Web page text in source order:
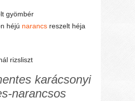
gyömbér
héjú narancs reszelt héja
rizsliszt
karácsonyi
narancsos